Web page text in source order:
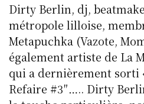
Dirty Berlin, dj,
métropole lilloise,
Metapuchka (Vazote,
également artiste de La
qui a dernièrement sorti
Refaire #3″….. Dirty